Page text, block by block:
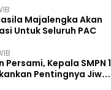
Majalengka Akan
Untuk Seluruh PAC
Kepala SMPN 1
Pentingnya Jiwa